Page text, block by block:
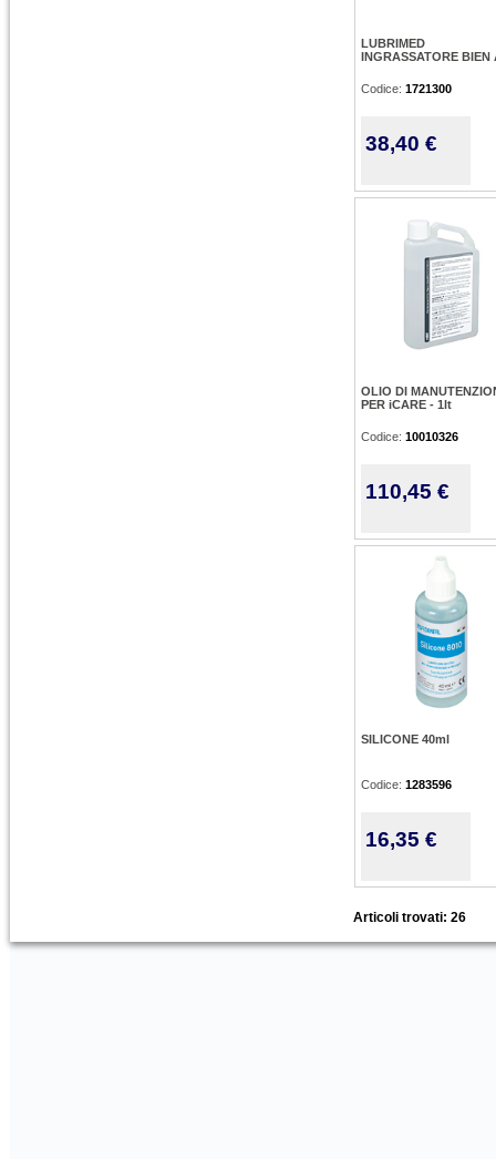
LUBRIMED
INGRASSATORE BIEN
Codice: 1721300
38,40 €
OLIO DI
PER iCARE - 1lt
Codice: 10010326
110,45 €
SILICONE 40ml
Codice: 1283596
16,35 €
Articoli trovati: 26